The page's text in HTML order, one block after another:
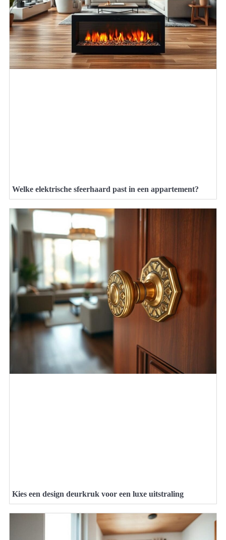
Welke elektrische sfeerhaard past in een appartement?
Kies een design deurkruk voor een luxe uitstraling